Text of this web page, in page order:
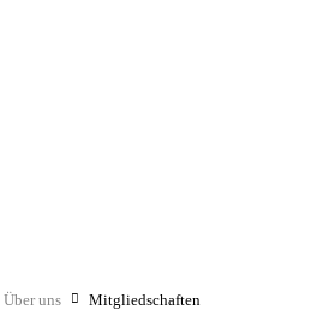
Über uns Mitgliedschaften